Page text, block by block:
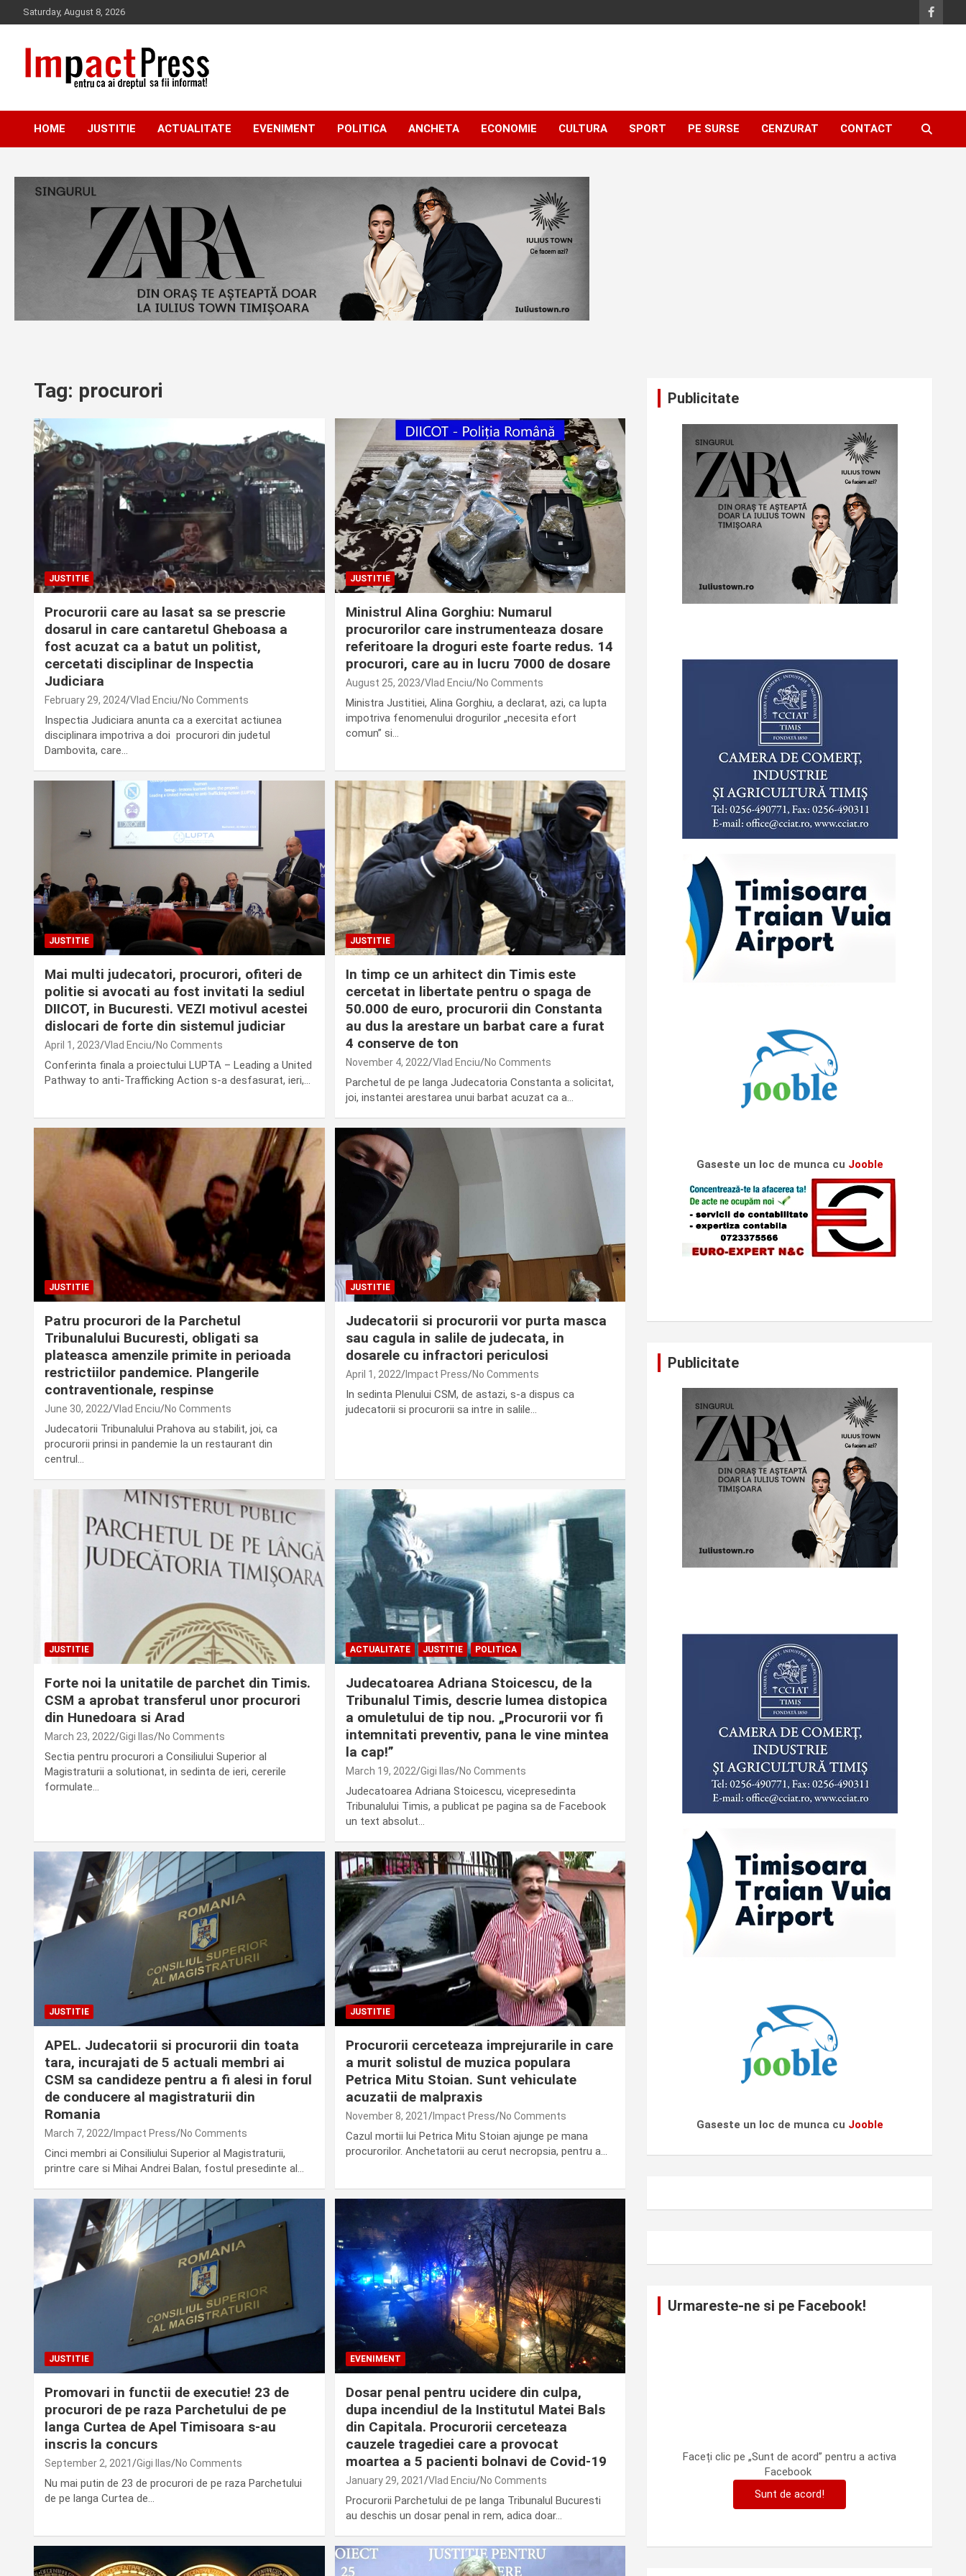
to
Saturday, August 8, 2026
IMPACTPRESS
HOME JUSTITIE ACTUALITATE EVENIMENT POLITICA ANCHETA ECONOMIE CULTURA SPORT PE SURSE CENZURAT CONTACT
Tag: procurori
JUSTITIE
Procurorii care au lasat sa se prescrie
dosarul in care cantaretul Gheboasa a
fost acuzat ca a batut un politist,
cercetati disciplinar de Inspectia
Judiciara
February 29, 2024 Vlad Enciu No Comments
Inspectia Judiciara anunta ca a exercitat actiunea
disciplinara impotriva a doi procurori din judetul
Dambovita, care…
JUSTITIE
Ministrul Alina Gorghiu: Numarul
procurorilor care instrumenteaza dosare
referitoare la droguri este foarte redus. 14
procurori, care au in lucru 7000 de dosare
August 25, 2023 Vlad Enciu No Comments
Ministra Justitiei, Alina Gorghiu, a declarat, azi, ca lupta
impotriva fenomenului drogurilor „necesita efort
comun” si…
JUSTITIE
Mai multi judecatori, procurori, ofiteri de
politie si avocati au fost invitati la sediul
DIICOT, in Bucuresti. VEZI motivul acestei
dislocari de forte din sistemul judiciar
April 1, 2023 Vlad Enciu No Comments
Conferinta finala a proiectului LUPTA – Leading a United
Pathway to anti-Trafficking Action s-a desfasurat, ieri,…
JUSTITIE
In timp ce un arhitect din Timis este
cercetat in libertate pentru o spaga de
50.000 de euro, procurorii din Constanta
au dus la arestare un barbat care a furat
4 conserve de ton
November 4, 2022 Vlad Enciu No Comments
Parchetul de pe langa Judecatoria Constanta a solicitat,
joi, instantei arestarea unui barbat acuzat ca a…
JUSTITIE
Patru procurori de la Parchetul
Tribunalului Bucuresti, obligati sa
plateasca amenzile primite in perioada
restrictiilor pandemice. Plangerile
contraventionale, respinse
June 30, 2022 Vlad Enciu No Comments
Judecatorii Tribunalului Prahova au stabilit, joi, ca
procurorii prinsi in pandemie la un restaurant din
centrul…
JUSTITIE
Judecatorii si procurorii vor purta masca
sau cagula in salile de judecata, in
dosarele cu infractori periculosi
April 1, 2022 Impact Press No Comments
In sedinta Plenului CSM, de astazi, s-a dispus ca
judecatorii si procurorii sa intre in salile…
JUSTITIE
Forte noi la unitatile de parchet din Timis.
CSM a aprobat transferul unor procurori
din Hunedoara si Arad
March 23, 2022 Gigi Ilas No Comments
Sectia pentru procurori a Consiliului Superior al
Magistraturii a solutionat, in sedinta de ieri, cererile
formulate…
ACTUALITATE JUSTITIE POLITICA
Judecatoarea Adriana Stoicescu, de la
Tribunalul Timis, descrie lumea distopica
a omuletului de tip nou. „Procurorii vor fi
intemnitati preventiv, pana le vine mintea
la cap!”
March 19, 2022 Gigi Ilas No Comments
Judecatoarea Adriana Stoicescu, vicepresedinta
Tribunalului Timis, a publicat pe pagina sa de Facebook
un text absolut…
JUSTITIE
APEL. Judecatorii si procurorii din toata
tara, incurajati de 5 actuali membri ai
CSM sa candideze pentru a fi alesi in forul
de conducere al magistraturii din
Romania
March 7, 2022 Impact Press No Comments
Cinci membri ai Consiliului Superior al Magistraturii,
printre care si Mihai Andrei Balan, fostul presedinte al…
JUSTITIE
Procurorii cerceteaza imprejurarile in care
a murit solistul de muzica populara
Petrica Mitu Stoian. Sunt vehiculate
acuzatii de malpraxis
November 8, 2021 Impact Press No Comments
Cazul mortii lui Petrica Mitu Stoian ajunge pe mana
procurorilor. Anchetatorii au cerut necropsia, pentru a…
JUSTITIE
Promovari in functii de executie! 23 de
procurori de pe raza Parchetului de pe
langa Curtea de Apel Timisoara s-au
inscris la concurs
September 2, 2021 Gigi Ilas No Comments
Nu mai putin de 23 de procurori de pe raza Parchetului
de pe langa Curtea de…
EVENIMENT
Dosar penal pentru ucidere din culpa,
dupa incendiul de la Institutul Matei Bals
din Capitala. Procurorii cerceteaza
cauzele tragediei care a provocat
moartea a 5 pacienti bolnavi de Covid-19
January 29, 2021 Vlad Enciu No Comments
Procurorii Parchetului de pe langa Tribunalul Bucuresti
au deschis un dosar penal in rem, adica doar…
Publicitate
Gaseste un loc de munca cu Jooble
Publicitate
Gaseste un loc de munca cu Jooble
Urmareste-ne si pe Facebook!
Faceți clic pe „Sunt de acord” pentru a activa
Facebook
Sunt de acord!